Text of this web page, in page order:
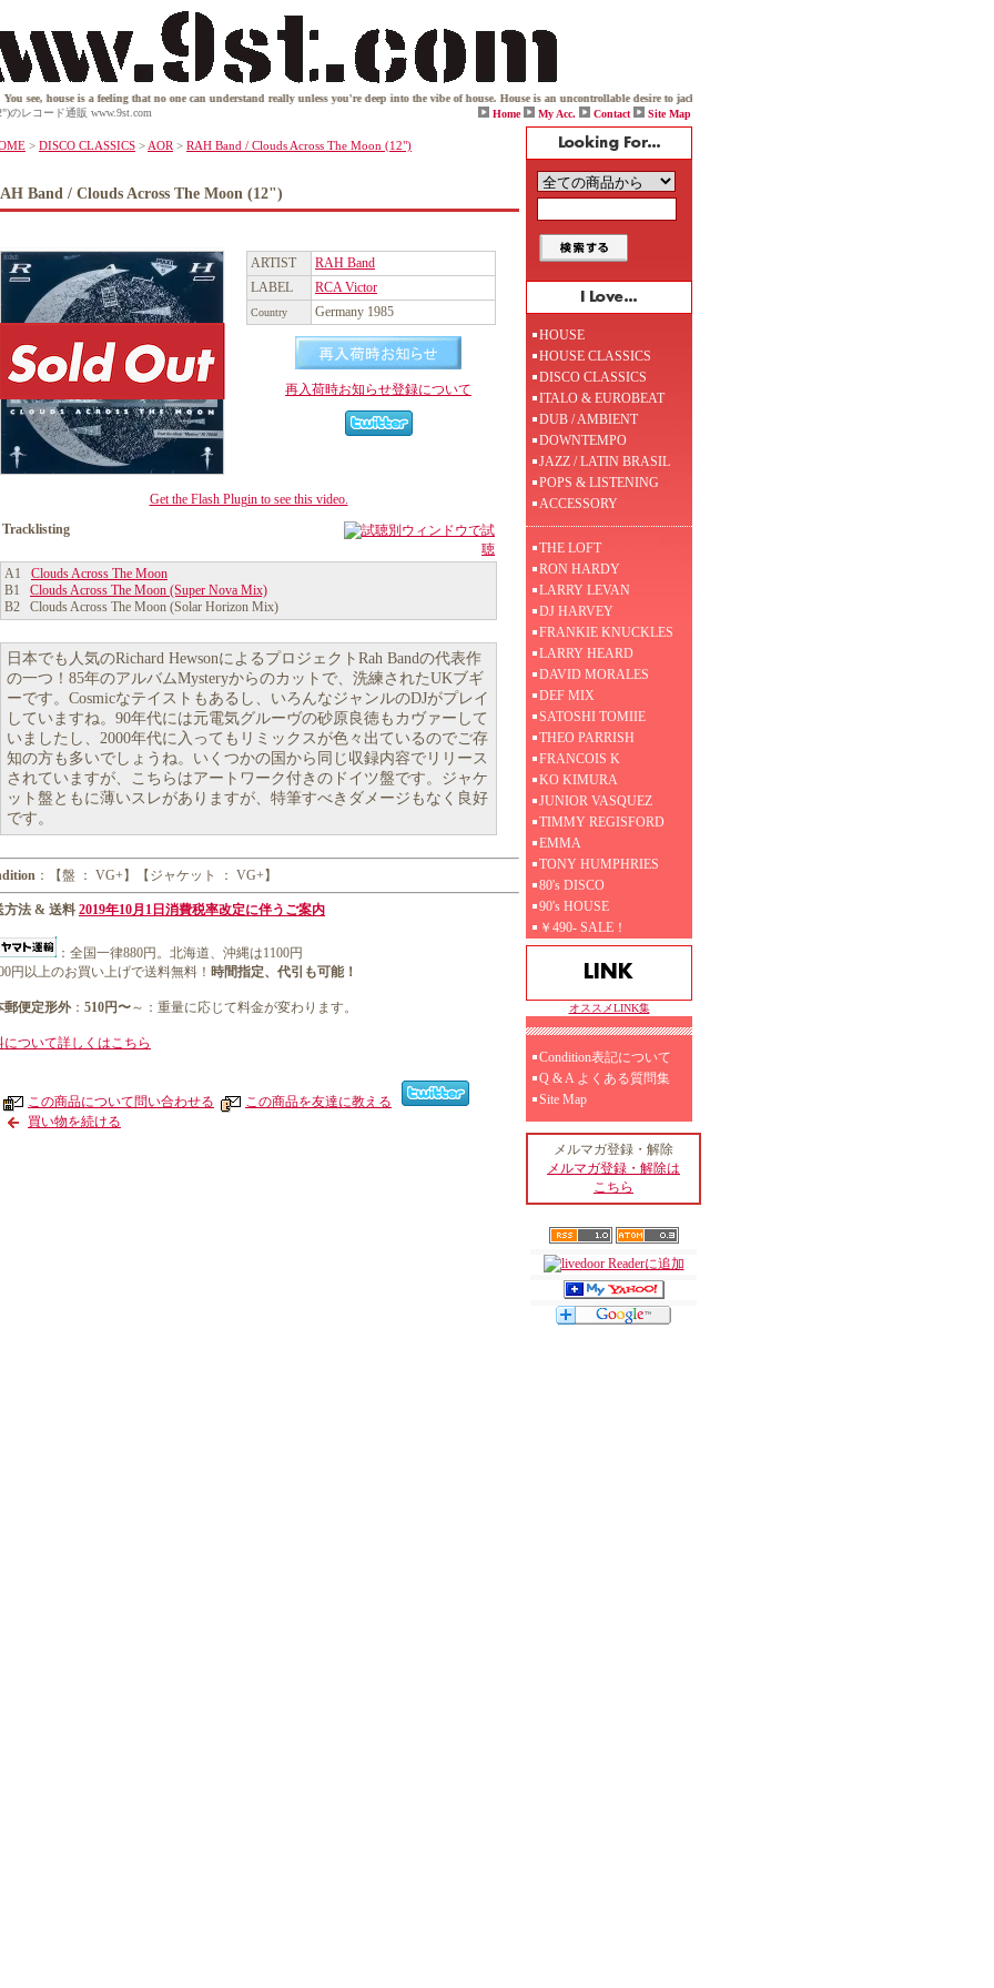
feeling that no one can understand really unless you're deep into the vibe of house. House is an uncontrollable desire to jack your body. And, as I told you before, this is our
のレコード通販 www.9st.com
Home My Acc. Contact Site Map
> DISCO CLASSICS > AOR > RAH Band / Clouds Across The Moon (12")
Band / Clouds Across The Moon (12")
ARTIST
RAH Band
LABEL
RCA Victor
Country Germany 1985
再入荷時お知らせ登録について
Get the Flash Plugin to see this video.
Tracklisting
別ウィンドウで試
聴
A1 Clouds Across The Moon
B1 Clouds Across The Moon (Super Nova Mix)
B2 Clouds Across The Moon (Solar Horizon Mix)
日本でも人気のRichard HewsonによるプロジェクトRah Bandの代表作
の一つ！85年のアルバムMysteryからのカットで、洗練されたUKブギ
ーです。Cosmicなテイストもあるし、いろんなジャンルのDJがプレイ
していますね。90年代には元電気グルーヴの砂原良徳もカヴァーして
いましたし、2000年代に入ってもリミックスが色々出ているのでご存
知の方も多いでしょうね。いくつかの国から同じ収録内容でリリース
されていますが、こちらはアートワーク付きのドイツ盤です。ジャケ
ット盤ともに薄いスレがありますが、特筆すべきダメージもなく良好
です。
：【盤 ： VG+】【ジャケット ： VG+】
方法 & 送料 2019年10月1日消費税率改定に伴うご案内
：全国一律880円。北海道、沖縄は1100円
円以上のお買い上げで送料無料！ 時間指定、代引も可能！
郵便定形外： 510円〜～：重量に応じて料金が変わります。
について詳しくはこちら
この商品について問い合わせる
この商品を友達に教える
買い物を続ける
HOUSE
HOUSE CLASSICS
DISCO CLASSICS
ITALO & EUROBEAT
DUB / AMBIENT
DOWNTEMPO
JAZZ / LATIN BRASIL
POPS & LISTENING
ACCESSORY
THE LOFT
RON HARDY
LARRY LEVAN
DJ HARVEY
FRANKIE KNUCKLES
LARRY HEARD
DAVID MORALES
DEF MIX
SATOSHI TOMIIE
THEO PARRISH
FRANCOIS K
KO KIMURA
JUNIOR VASQUEZ
TIMMY REGISFORD
EMMA
TONY HUMPHRIES
80's DISCO
90's HOUSE
￥490- SALE！
オススメLINK集
Condition表記について
Q & A よくある質問集
Site Map
メルマガ登録・解除
メルマガ登録・解除は
こちら